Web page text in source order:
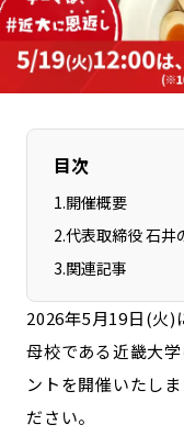
長野エリア
静岡エリア
三重エリア
河内エリア
奈良エリア
鳥取エリア
山口エリア
香川エリア
高知エリア
佐賀エリア
目次
1.開催概要
2.代表取締役 石井
3.関連記事
2026年5月19日(火)
母校である近畿大
ントを開催いたし
ださい。